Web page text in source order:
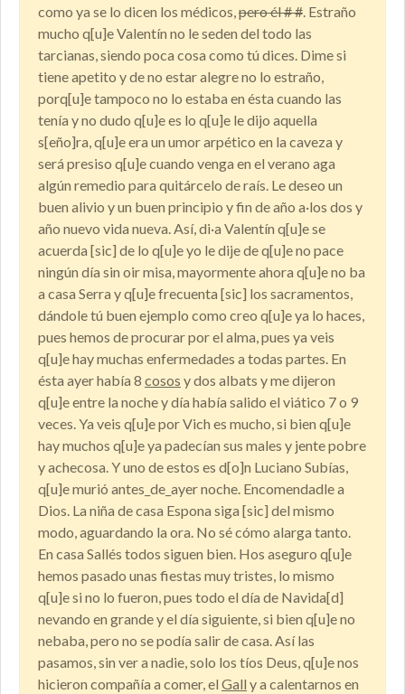
como ya se lo dicen los médicos,pero él # #. Estraño
mucho q[u]e Valentín no le seden del todo las
tarcianas, siendo poca cosa como tú dices. Dime si
tiene apetito y de no estar alegre no lo estraño,
porq[u]e tampoco no lo estaba en ésta cuando las
tenía y no dudo q[u]e es lo q[u]e le dijo aquella
s[eño]ra, q[u]e era un umor arpético en la caveza y
será presiso q[u]e cuando venga en el verano aga
algún remedio para quitárcelo de raís. Le deseo un
buen alivio y un buen principio y fin de año a·los dos y
año nuevo vida nueva. Así, di·a Valentín q[u]e se
acuerda [sic] de lo q[u]e yo le dije de q[u]e no pace
ningún día sin oir misa, mayormente ahora q[u]e no ba
a casa Serra y q[u]e frecuenta [sic] los sacramentos,
dándole tú buen ejemplo como creo q[u]e ya lo haces,
pues hemos de procurar por el alma, pues ya veis
q[u]e hay muchas enfermedades a todas partes. En
ésta ayer había 8 cosos y dos albats y me dijeron
q[u]e entre la noche y día había salido el viático 7 o 9
veces. Ya veis q[u]e por Vich es mucho, si bien q[u]e
hay muchos q[u]e ya padecían sus males y jente pobre
y achecosa. Y uno de estos es d[o]n Luciano Subías,
q[u]e murió antes_de_ayer noche. Encomendadle a
Dios. La niña de casa Espona siga [sic] del mismo
modo, aguardando la ora. No sé cómo alarga tanto.
En casa Sallés todos siguen bien. Hos aseguro q[u]e
hemos pasado unas fiestas muy tristes, lo mismo
q[u]e si no lo fueron, pues todo el día de Navida[d]
nevando en grande y el día siguiente, si bien q[u]e no
nebaba, pero no se podía salir de casa. Así las
pasamos, sin ver a nadie, solo los tíos Deus, q[u]e nos
hicieron compañía a comer, el Gall y a calentarnos en